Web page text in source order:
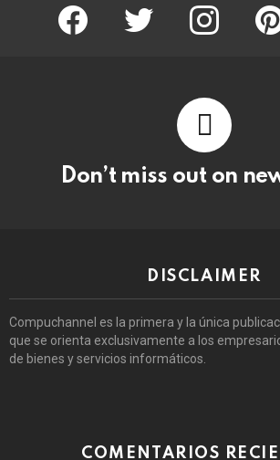
facebook twitter instagram
Don’t miss out on
DISCLAIMER
Compuchannel es la primera y la única
que se orienta exclusivamente a los
de bienes y servicios informáticos.
COMENTARIOS